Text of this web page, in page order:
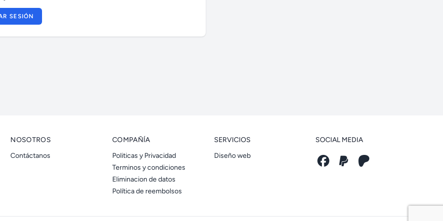
SESIÓN
NOSOTROS
Contáctanos
COMPAÑÍA
Politicas y Privacidad
Terminos y condiciones
Eliminacion de datos
Política de reembolsos
SERVICIOS
Diseño web
SOCIAL MEDIA